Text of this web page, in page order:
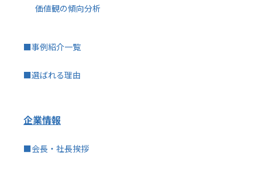
価値観の傾向分析
■事例紹介一覧
■選ばれる理由
企業情報
■会長・社長挨拶